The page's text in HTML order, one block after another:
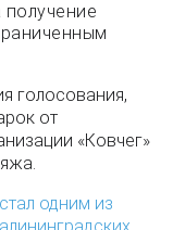
голосования,
от
«Ковчег»
одним из